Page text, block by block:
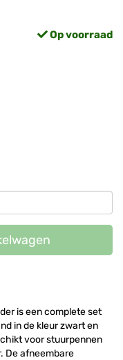
Op voorraad
is een complete set
in de kleur zwart en
voor stuurpennen
De afneembare